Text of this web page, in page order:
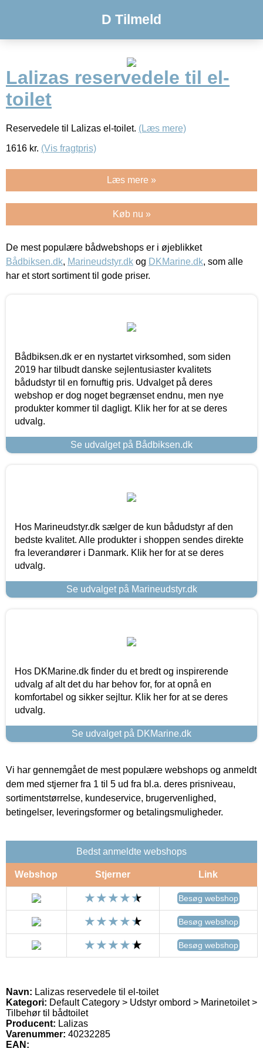
D Tilmeld
Lalizas reservedele til el-
toilet
Reservedele til Lalizas el-toilet. (Læs mere)
1616 kr. (Vis fragtpris)
Læs mere »
Køb nu »
De mest populære bådwebshops er i øjeblikket
Bådbiksen.dk, Marineudstyr.dk og DKMarine.dk, som alle
har et stort sortiment til gode priser.
Bådbiksen.dk er en nystartet virksomhed, som siden
2019 har tilbudt danske sejlentusiaster kvalitets
bådudstyr til en fornuftig pris. Udvalget på deres
webshop er dog noget begrænset endnu, men nye
produkter kommer til dagligt. Klik her for at se deres
udvalg.
Se udvalget på Bådbiksen.dk
Hos Marineudstyr.dk sælger de kun bådudstyr af den
bedste kvalitet. Alle produkter i shoppen sendes direkte
fra leverandører i Danmark. Klik her for at se deres
udvalg.
Se udvalget på Marineudstyr.dk
Hos DKMarine.dk finder du et bredt og inspirerende
udvalg af alt det du har behov for, for at opnå en
komfortabel og sikker sejltur. Klik her for at se deres
udvalg.
Se udvalget på DKMarine.dk
Vi har gennemgået de mest populære webshops og anmeldt
dem med stjerner fra 1 til 5 ud fra bl.a. deres prisniveau,
sortimentstørrelse, kundeservice, brugervenlighed,
betingelser, leveringsformer og betalingsmuligheder.
Bedst anmeldte webshops
Webshop Stjerner Link
Besøg webshop
Besøg webshop
Besøg webshop
Navn: Lalizas reservedele til el-toilet
Kategori: Default Category > Udstyr ombord > Marinetoilet >
Tilbehør til bådtoilet
Producent: Lalizas
Varenummer: 40232285
EAN: